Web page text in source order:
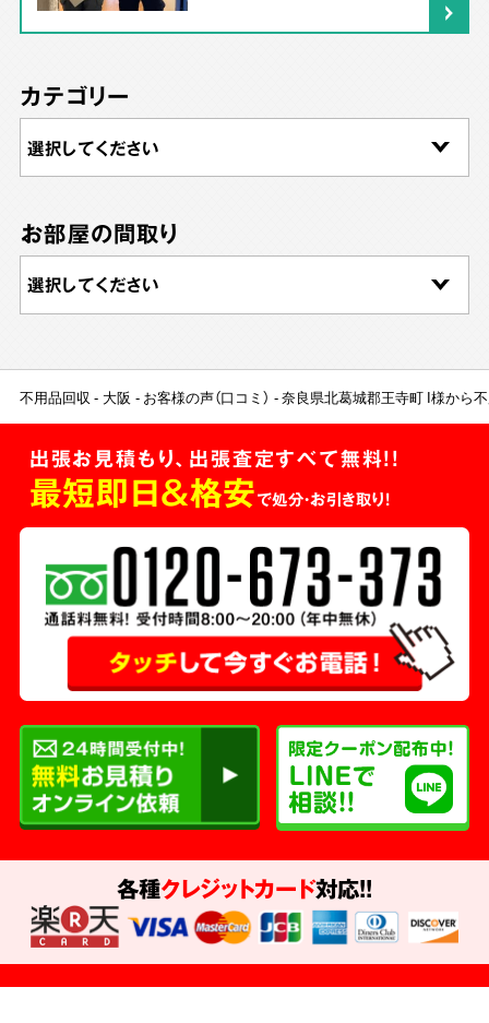
カテゴリー
お部屋の間取り
不用品回収 大阪 お客様の声（口コミ） 奈良県北葛城郡王寺町 I様から
出張お見積もり、出張査定すべて無料!!
最短即日＆格安で処分・お引き取り！
各種クレジットカード対応!!